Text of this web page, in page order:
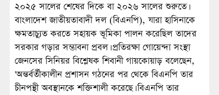
২০২৫ সালের শেষের দিকে বা ২০২৬ সালের শুরুতে।
বাংলাদেশ জাতীয়তাবাদী দল (বিএনপি), যারা হাসিনাকে
ক্ষমতাচ্যুত করতে সহায়ক ভূমিকা পালন করেছিল তাদের
সরকার গড়ার সম্ভাবনা প্রবল। প্রতিরক্ষা গোয়েন্দা সংস্থা
জেনসের সিনিয়র বিশ্লেষক শিবানী গায়কোয়াড় বলেছেন,
'অন্তর্বর্তীকালীন প্রশাসন গঠনের পর থেকে বিএনপি তার
চীনপন্থী অবস্থানকে শক্তিশালী করেছে। বিএনপি তার